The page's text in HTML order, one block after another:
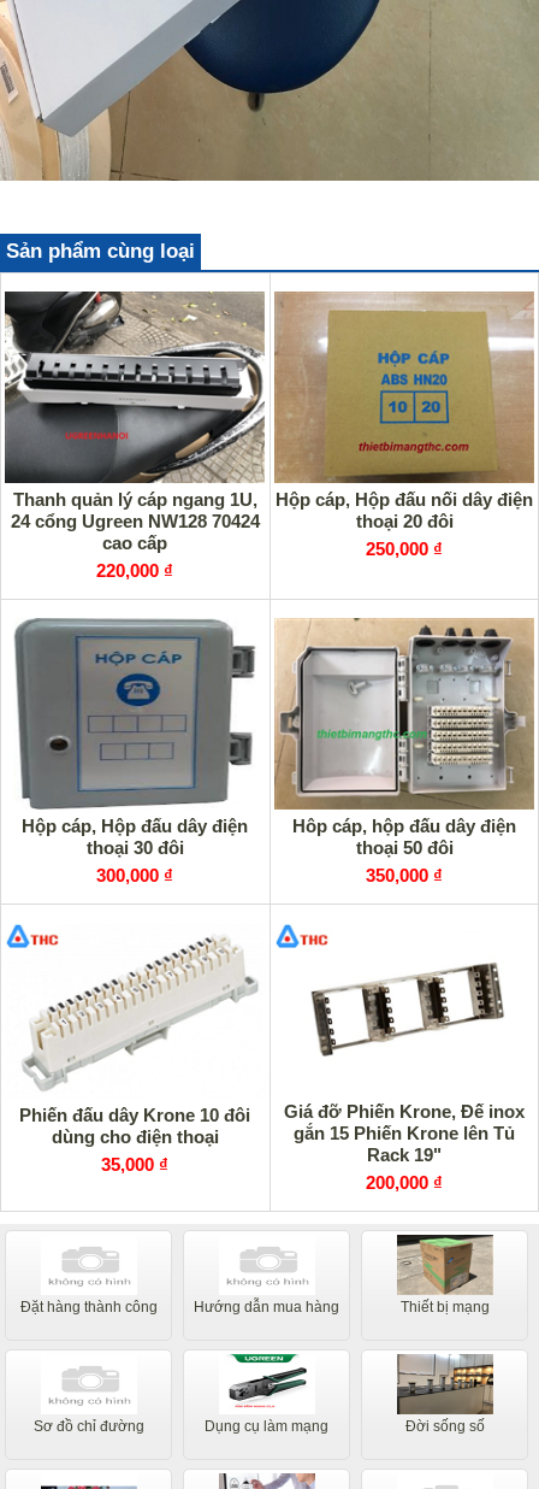
Sản phẩm cùng loại
Thanh quản lý cáp ngang 1U,
24 cổng Ugreen NW128 70424
cao cấp
220,000 ₫
Hộp cáp, Hộp đấu nối dây điện
thoại 20 đôi
250,000 ₫
Hộp cáp, Hộp đấu dây điện
thoại 30 đôi
300,000 ₫
Hôp cáp, hộp đấu dây điện
thoại 50 đôi
350,000 ₫
Phiến đấu dây Krone 10 đôi
dùng cho điện thoại
35,000 ₫
Giá đỡ Phiến Krone, Đế inox
gắn 15 Phiến Krone lên Tủ
Rack 19"
200,000 ₫
Đặt hàng thành công Hướng dẫn mua hàng Thiết bị mạng
Sơ đồ chỉ đường Dụng cụ làm mạng Đời sống số